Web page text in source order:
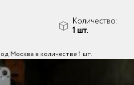
Количество:
1 шт.
Москва в количестве 1 шт.